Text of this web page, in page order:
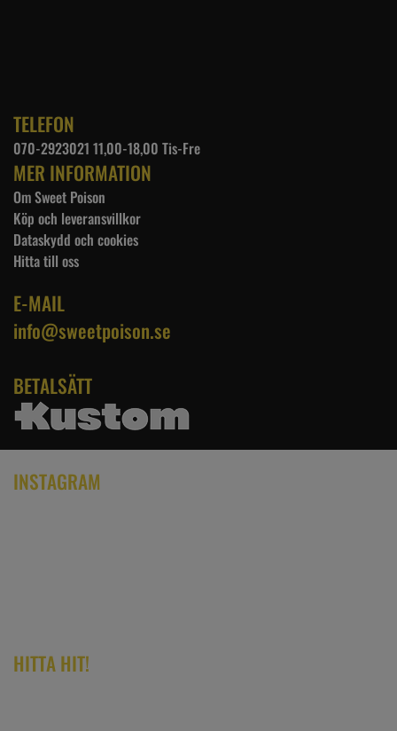
TELEFON
070-2923021 11,00-18,00 Tis-Fre
MER INFORMATION
Om Sweet Poison
Köp och leveransvillkor
Dataskydd och cookies
Hitta till oss
E-MAIL
info@sweetpoison.se
BETALSÄTT
INSTAGRAM
HITTA HIT!